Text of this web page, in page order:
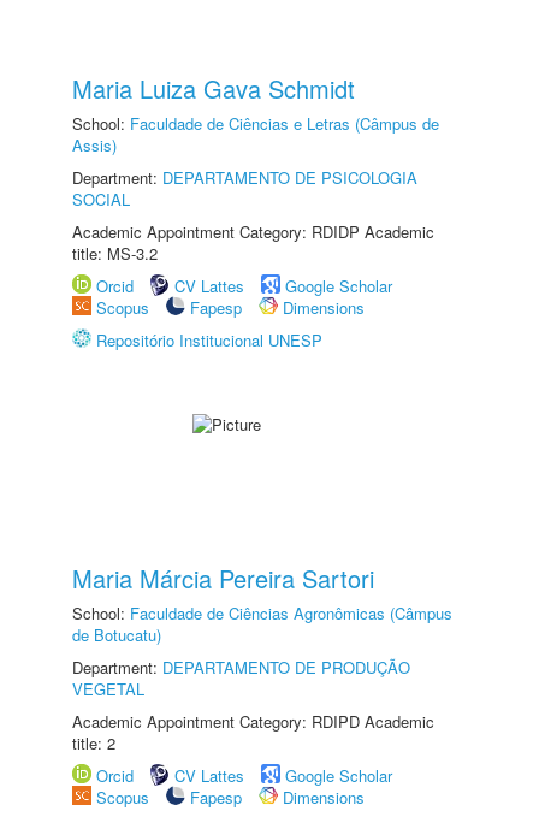
Maria Luiza Gava Schmidt
School: Faculdade de Ciências e Letras (Câmpus de
Assis)
Department: DEPARTAMENTO DE PSICOLOGIA
SOCIAL
Academic Appointment Category: RDIDP Academic
title: MS-3.2
Orcid
CV Lattes
Google Scholar
Scopus
Fapesp
Dimensions
Repositório Institucional UNESP
Maria Márcia Pereira Sartori
School: Faculdade de Ciências Agronômicas (Câmpus
de Botucatu)
Department: DEPARTAMENTO DE PRODUÇÃO
VEGETAL
Academic Appointment Category: RDIPD Academic
title: 2
Orcid
CV Lattes
Google Scholar
Scopus
Fapesp
Dimensions